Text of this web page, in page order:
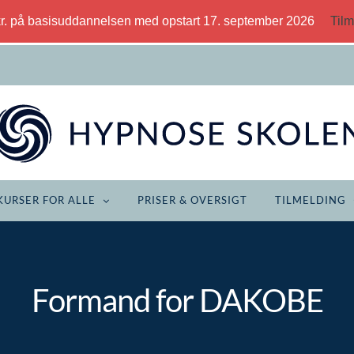
på basisuddannelsen med opstart 17. september 2026
FOR ALLE PRISER & OVERSIGT TILMELDING
Formand for DAKOBE